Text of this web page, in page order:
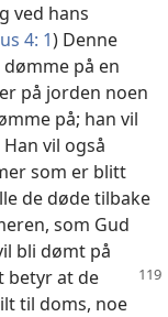
ved hans
4: 1) Denne
på en
på jorden noen
på; han vil
vil også
som er blitt
de døde tilbake
som Gud
bli dømt på
betyr at de
til doms, noe